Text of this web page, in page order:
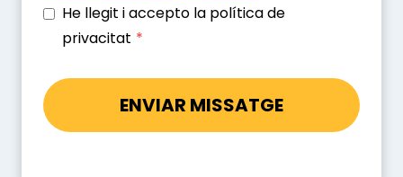
He llegit i accepto la política de
privacitat *
ENVIAR MISSATGE